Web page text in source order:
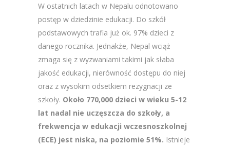
W ostatnich latach w Nepalu odnotowano
postęp w dziedzinie edukacji. Do szkół
podstawowych trafia już ok. 97% dzieci z
danego rocznika. Jednakże, Nepal wciąż
zmaga się z wyzwaniami takimi jak słaba
jakość edukacji, nierówność dostępu do niej
oraz z wysokim odsetkiem rezygnacji ze
szkoły. Około 770,000 dzieci w wieku 5-12
lat nadal nie uczęszcza do szkoły, a
frekwencja w edukacji wczesnoszkolnej
(ECE) jest niska, na poziomie 51%. Istnieje